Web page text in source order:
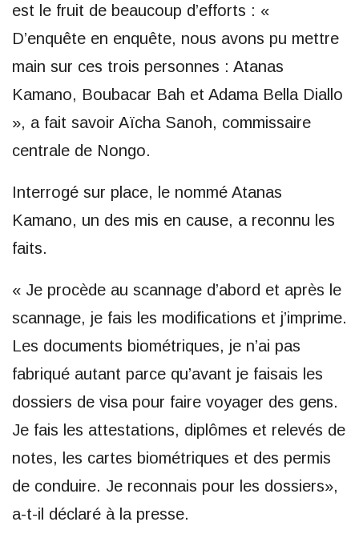
est le fruit de beaucoup d’efforts : «
D’enquête en enquête, nous avons pu mettre
main sur ces trois personnes : Atanas
Kamano, Boubacar Bah et Adama Bella Diallo
», a fait savoir Aïcha Sanoh, commissaire
centrale de Nongo.
Interrogé sur place, le nommé Atanas
Kamano, un des mis en cause, a reconnu les
faits.
« Je procède au scannage d’abord et après le
scannage, je fais les modifications et j’imprime.
Les documents biométriques, je n’ai pas
fabriqué autant parce qu’avant je faisais les
dossiers de visa pour faire voyager des gens.
Je fais les attestations, diplômes et relevés de
notes, les cartes biométriques et des permis
de conduire. Je reconnais pour les dossiers»,
a-t-il déclaré à la presse.